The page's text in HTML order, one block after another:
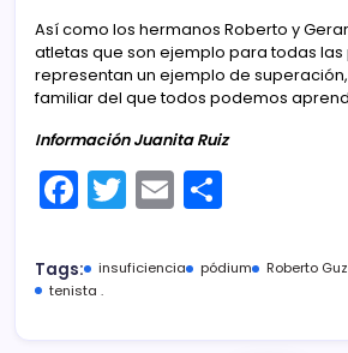
Así como los hermanos Roberto y
atletas que son ejemplo para todas las
representan un ejemplo de
familiar del que todos podemos
Información Juanita Ruiz
F
a
c
e
T
w
itt
E
m
ai m
Tags: insuficiencia pódium Roberto
tenista .